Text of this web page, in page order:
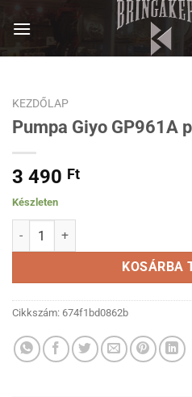
KEZDŐLAP
Pumpa Giyo GP961A
3 490 Ft
Készleten
Pumpa Giyo GP961A piros nyomás
KOSÁRBA
Cikkszám: 674f1bd0862b